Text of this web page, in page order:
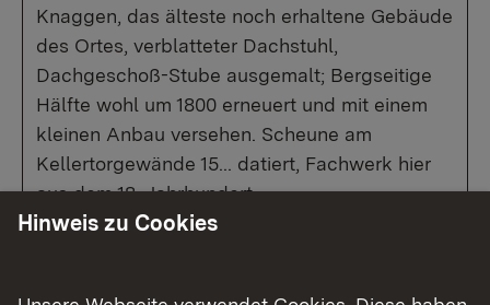
Knaggen, das älteste noch erhaltene Gebäude
des Ortes, verblatteter Dachstuhl,
Dachgeschoß-Stube ausgemalt; Bergseitige
Hälfte wohl um 1800 erneuert und mit einem
kleinen Anbau versehen. Scheune am
Kellertorgewände 15... datiert, Fachwerk hier
aus dem 18. Jahrhundert.
Hinweis zu Cookies